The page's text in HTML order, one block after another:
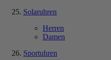
Solaruhren
Herren
Damen
Sportuhren